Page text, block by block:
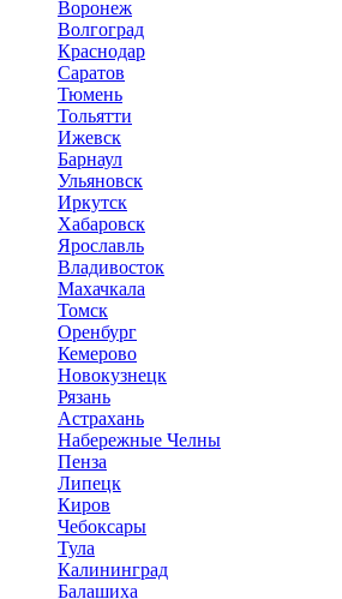
Воронеж
Волгоград
Краснодар
Саратов
Тюмень
Тольятти
Ижевск
Барнаул
Ульяновск
Иркутск
Хабаровск
Ярославль
Владивосток
Махачкала
Томск
Оренбург
Кемерово
Новокузнецк
Рязань
Астрахань
Набережные Челны
Пенза
Липецк
Киров
Чебоксары
Тула
Калининград
Балашиха